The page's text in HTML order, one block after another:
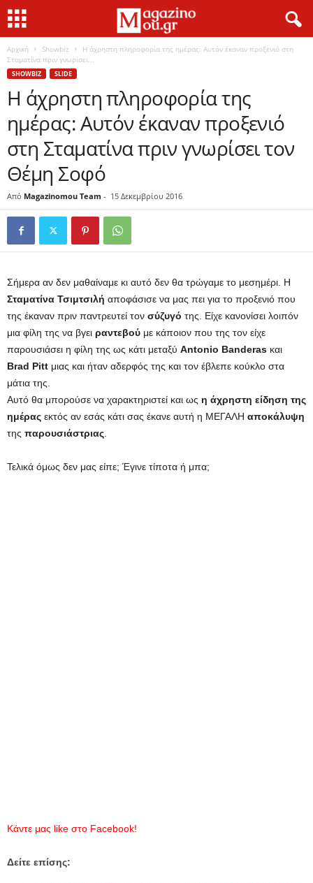
Αρχική Showbiz
Η άχρηστη πληροφορία της ημέρας: Αυτόν έκαναν προξενιό στη
Σταματίνα πριν γνωρίσει...
SHOWBIZ SLIDE
Η άχρηστη πληροφορία της
ημέρας: Αυτόν έκαναν προξενιό
στη Σταματίνα πριν γνωρίσει τον
Θέμη Σοφό
Από Magazinomou Team - 15 Δεκεμβρίου 2016
Σήμερα αν δεν μαθαίναμε κι αυτό δεν θα τρώγαμε το μεσημέρι. Η
Σταματίνα Τσιμτσιλή αποφάσισε να μας πει για το προξενιό που
της έκαναν πριν παντρευτεί τον σύζυγό της. Είχε κανονίσει λοιπόν
μια φίλη της να βγει ραντεβού με κάποιον που της τον είχε
παρουσιάσει η φίλη της ως κάτι μεταξύ Antonio Banderas και
Brad Pitt μιας και ήταν αδερφός της και τον έβλεπε κούκλο στα
μάτια της.
Αυτό θα μπορούσε να χαρακτηριστεί και ως η άχρηστη είδηση της
ημέρας εκτός αν εσάς κάτι σας έκανε αυτή η ΜΕΓΑΛΗ αποκάλυψη
της παρουσιάστριας
Τελικά όμως δεν μας είπε; Έγινε τίποτα ή μπα;
Κάντε μας like στο Facebook!
Δείτε επίσης: